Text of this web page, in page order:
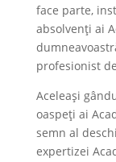
face parte,
absolvenți ai
profesionist
Aceleași
oaspeți ai
semn al
expertizei